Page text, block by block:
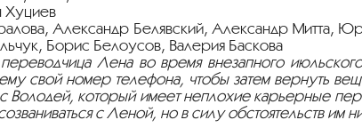
до и во время киносеанса носить
производить бесконтактную оплату услуг,
Хуциев
Александр Белявский, Александр Митта,
Борис Белоусов, Валерия Баскова
Лена во время внезапного
свой номер телефона, чтобы затем вернуть
с Володей, который имеет неплохие карьерные
с Леной, но в силу обстоятельств им